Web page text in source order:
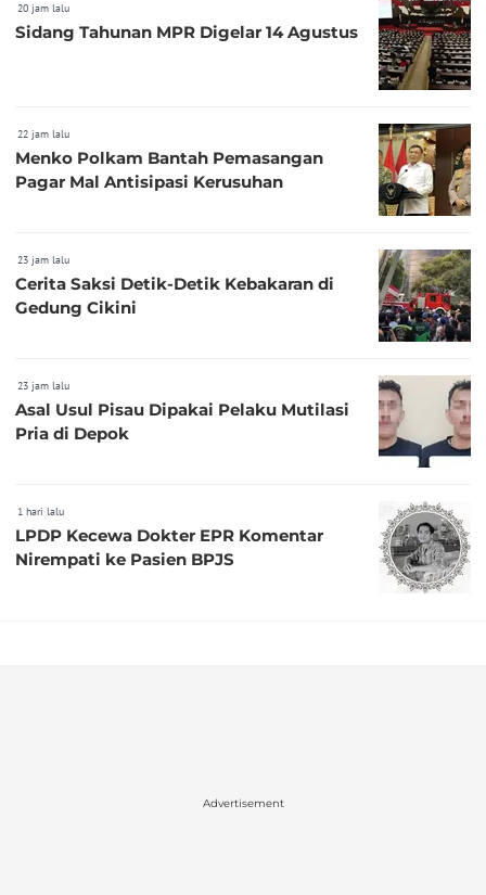
20 jam lalu
Sidang Tahunan MPR Digelar 14 Agustus
22 jam lalu
Menko Polkam Bantah Pemasangan
Pagar Mal Antisipasi Kerusuhan
23 jam lalu
Cerita Saksi Detik-Detik Kebakaran di
Gedung Cikini
23 jam lalu
Asal Usul Pisau Dipakai Pelaku Mutilasi
Pria di Depok
1 hari lalu
LPDP Kecewa Dokter EPR Komentar
Nirempati ke Pasien BPJS
Advertisement